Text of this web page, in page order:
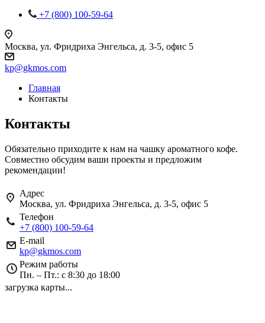
+7 (800) 100-59-64
Москва, ул. Фридриха Энгельса, д. 3-5, офис 5
kp@gkmos.com
Главная
Контакты
Контакты
Обязательно приходите к нам на чашку ароматного кофе.
Совместно обсудим ваши проекты и предложим
рекомендации!
Адрес
Москва, ул. Фридриха Энгельса, д. 3-5, офис 5
Телефон
+7 (800) 100-59-64
E-mail
kp@gkmos.com
Режим работы
Пн. – Пт.: с 8:30 до 18:00
загрузка карты...